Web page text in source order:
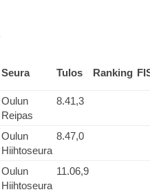
Seura Tulos Ranking
Oulun
Reipas
8.41,3
Oulun
Hiihtoseura
8.47,0
Oulun
Hiihtoseura
11.06,9